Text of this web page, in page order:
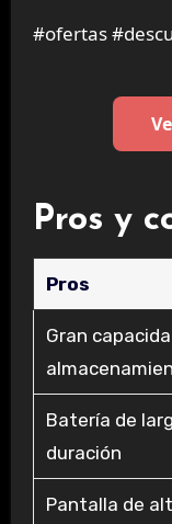
#ofertas
Pros y
Pros
Gran
Batería de
duración
Pantalla de